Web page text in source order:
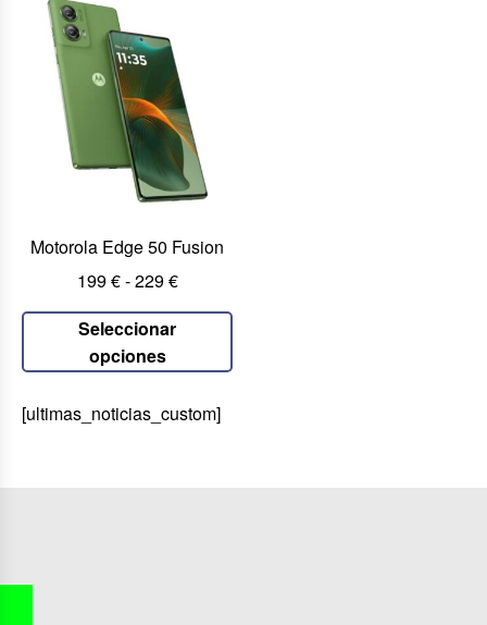
Motorola Edge 50 Fusion
199€-229€
Seleccionar
opciones
[ultimas_noticias_custom]